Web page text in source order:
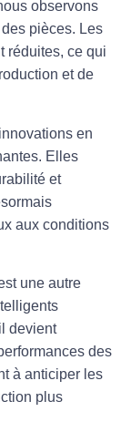
observons
pièces. Les
réduites, ce qui
et de
en
Elles
et
aux conditions
une autre
devient
des
à anticiper les
plus